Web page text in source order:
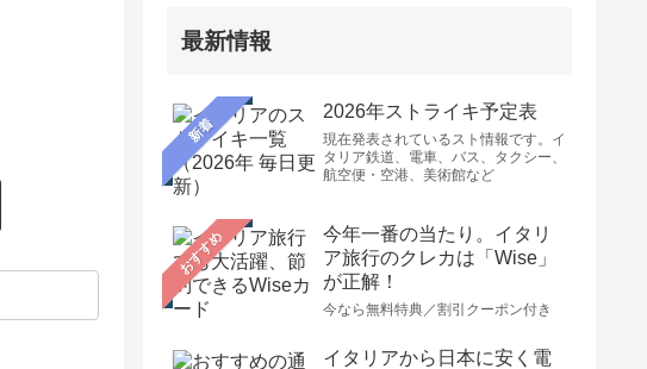
最新情報
新着
2026年ストライキ予定表
現在発表されているスト情報です。イ
タリア鉄道、電車、バス、タクシー、
航空便・空港、美術館など
おすすめ
今年一番の当たり。イタリ
ア旅行のクレカは「Wise」
が正解！
今なら無料特典／割引クーポン付き
イタリアから日本に安く電